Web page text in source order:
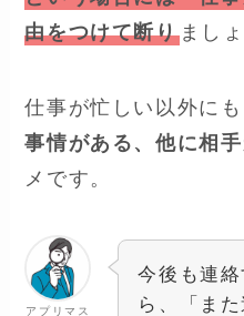
由をつけて断りましょ
仕事が忙しい以外に
事情がある、他に相
メです。
アプリマス
今後も連
ら、「ま